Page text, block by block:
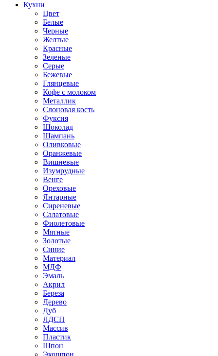
Кухни
Цвет
Белые
Черные
Желтые
Красные
Зеленые
Серые
Бежевые
Глянцевые
Кофе с молоком
Металлик
Слоновая кость
Фуксия
Шоколад
Шампань
Оливковые
Оранжевые
Вишневые
Изумрудные
Венге
Ореховые
Янтарные
Сиреневые
Салатовые
Фиолетовые
Мятные
Золотые
Синие
Материал
МДФ
Эмаль
Акрил
Береза
Дерево
Дуб
ЛДСП
Массив
Пластик
Шпон
Экошпон